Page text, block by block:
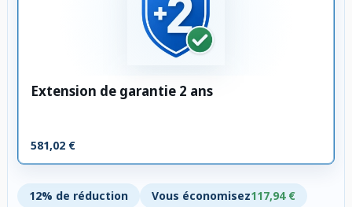
Extension de garantie 2 ans
581,02 €
12% de réduction Vous économisez117,94 €